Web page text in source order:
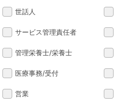
世話人
サービス管理責任者
管理栄養士/栄養士
医療事務/受付
営業